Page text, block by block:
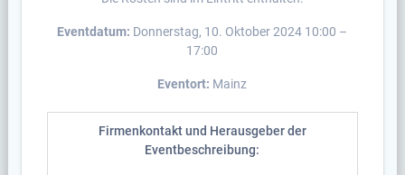
Eventdatum: Donnerstag, 10. Oktober 2024 10:00 –
17:00
Eventort: Mainz
Firmenkontakt und Herausgeber der
Eventbeschreibung: